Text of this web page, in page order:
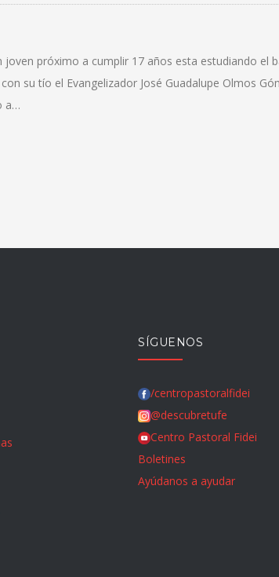
próximo a cumplir 17 años esta estudiando el
su tío el Evangelizador José Guadalupe Olmos
a…
SÍGUENOS
/centropastoralfidei
@descubretufe
Centro Pastoral Fidei
Boletines
Ayúdanos a ayudar